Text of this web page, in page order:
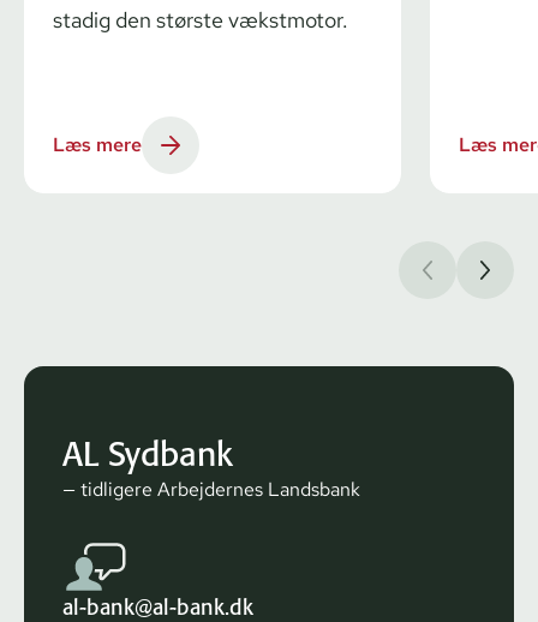
stadig den største vækstmotor.
Læs mere Læs
AL Sydbank
— tidligere Arbejdernes Landsbank
al-bank@al-bank.dk